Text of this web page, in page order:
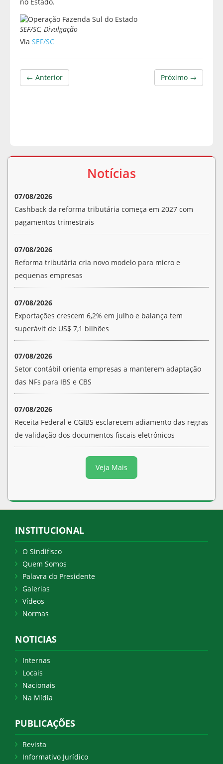
SEF/SC, Divulgação
Via SEF/SC
Próximo →
← Anterior
Notícias
07/08/2026
Cashback da reforma tributária começa em 2027 com
pagamentos trimestrais
07/08/2026
Reforma tributária cria novo modelo para micro e
pequenas empresas
07/08/2026
Exportações crescem 6,2% em julho e balança tem
superávit de US$ 7,1 bilhões
07/08/2026
Setor contábil orienta empresas a manterem adaptação
das NFs para IBS e CBS
07/08/2026
Receita Federal e CGIBS esclarecem adiamento das regras
de validação dos documentos fiscais eletrônicos
Veja Mais
INSTITUCIONAL
O Sindifisco
Quem Somos
Palavra do Presidente
Galerias
Vídeos
Normas
NOTICIAS
Internas
Locais
Nacionais
Na Mídia
PUBLICAÇÕES
Revista
Informativo Jurídico